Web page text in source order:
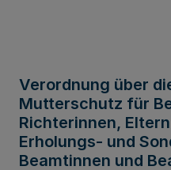
Verordnung über
Mutterschutz für
Richterinnen,
Erholungs- und
Beamtinnen und